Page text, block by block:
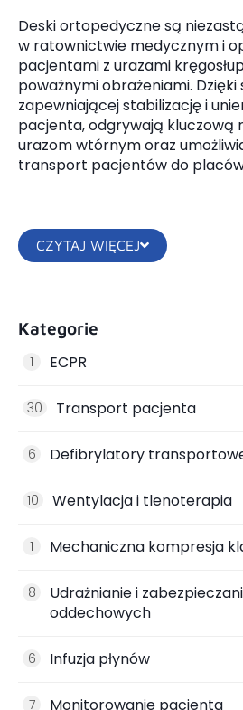
Kategorie
ECPR
1
Transport pacjenta
30
Defibrylatory
6
Wentylacja i tlenoterapia
10
Mechaniczna kompresja
1
Udrażnianie i
oddechowych
8
Infuzja płynów
6
Monitorowanie pacjenta
7
Deski ortopedyczne są
w ratownictwie medycznym i
pacjentami z urazami
poważnymi obrażeniami.
zapewniającej stabilizację i
pacjenta, odgrywają kluczową
urazom wtórnym oraz
transport pacjentów do
CZYTAJ WIĘCEJ